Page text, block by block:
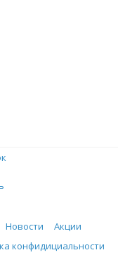
Новости
Акции
конфидициальности